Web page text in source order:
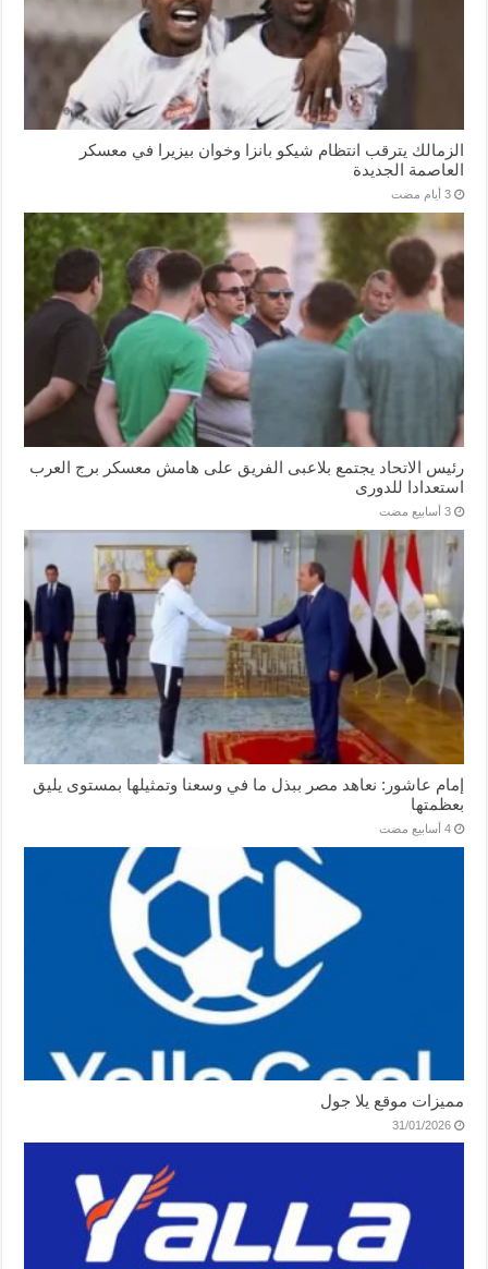
الزمالك يترقب انتظام شيكو بانزا وخوان بيزيرا في معسكر
العاصمة الجديدة
‏3 أيام مضت
رئيس الاتحاد يجتمع بلاعبى الفريق على هامش معسكر برج العرب
استعدادا للدورى
‏3 أسابيع مضت
إمام عاشور: نعاهد مصر ببذل ما في وسعنا وتمثيلها بمستوى يليق
بعظمتها
‏4 أسابيع مضت
مميزات موقع يلا جول
31/01/2026